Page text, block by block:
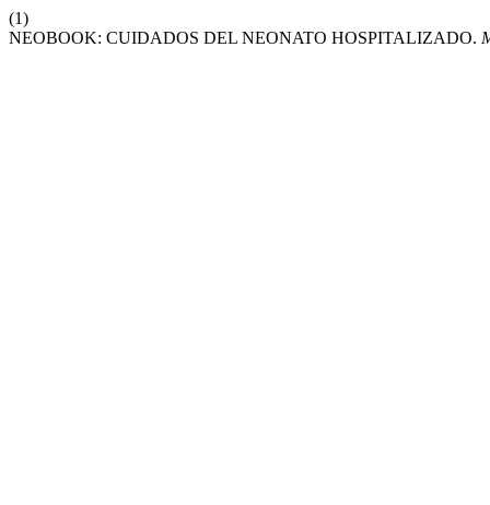
(1)
NEOBOOK: CUIDADOS DEL NEONATO HOSPITALIZADO.